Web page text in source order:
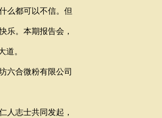
么都可以不信。但
乐。本期报告会，
道。
六合微粉有限公司
人志士共同发起，